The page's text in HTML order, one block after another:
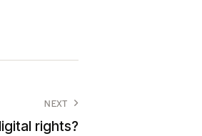
NEXT
rights?